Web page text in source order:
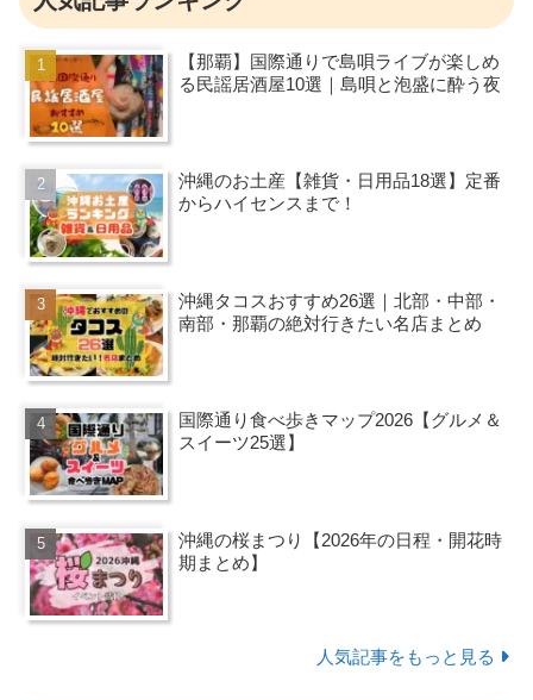
【那覇】国際通りで島唄ライブが楽しめ
る民謡居酒屋10選｜島唄と泡盛に酔う夜
沖縄のお土産【雑貨・日用品18選】定番
からハイセンスまで！
沖縄タコスおすすめ26選｜北部・中部・
南部・那覇の絶対行きたい名店まとめ
国際通り食べ歩きマップ2026【グルメ＆
スイーツ25選】
沖縄の桜まつり【2026年の日程・開花時
期まとめ】
人気記事をもっと見る